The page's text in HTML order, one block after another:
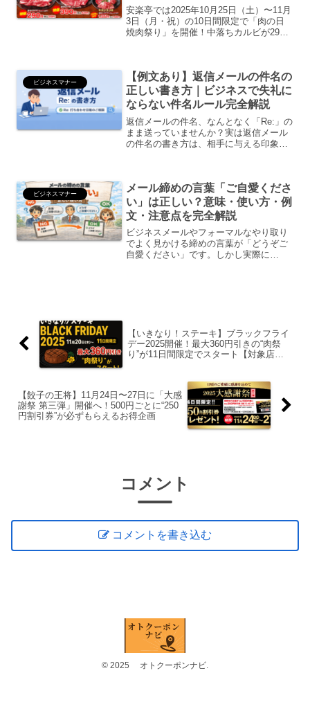
もお得【2025年】
安楽亭では2025年10月25日（土）〜11月
3日（月・祝）の10日間限定で「肉の日
焼肉祭り」を開催！中落ちカルビが290
ビジネスマナー
【例文あり】返信メールの件名の
正しい書き方｜ビジネスで失礼に
ならない件名ルール完全解説
返信メールの件名、なんとなく「Re:」の
まま送っていませんか？実は返信メール
の件名の書き方は、相手に与える印象・
ーン別の使い分けま...
ビジネスマナー
メール締めの言葉「ご自愛くださ
い」は正しい？意味・使い方・例
文・注意点を完全解説
ビジネスメールやフォーマルなやり取り
でよく見かける締めの言葉が「どうぞご
自愛ください」です。しかし実際に
【いきなり！ステーキ】ブラックフライ
デー2025開催！最大360円引きの“肉祭
り”が11日間限定でスタート【対象店舗
【餃子の王将】11月24日〜27日に「大感
謝祭 第三弾」開催へ！500円ごとに“250
円割引券”が必ずもらえるお得企画
コメント
コメントを書き込む
© 2025 オトクーポンナビ.